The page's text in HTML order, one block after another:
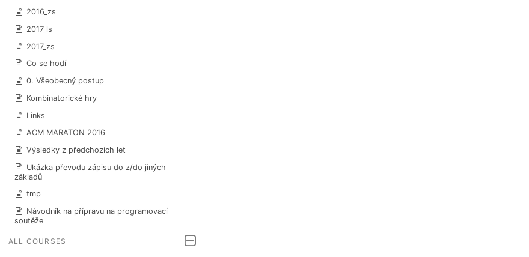
2016_zs
2017_ls
2017_zs
Co se hodí
0. Všeobecný postup
Kombinatorické hry
Links
ACM MARATON 2016
Výsledky z předchozích let
Ukázka převodu zápisu do z/do jiných
základů
tmp
Návodník na přípravu na programovací
soutěže
ALL COURSES